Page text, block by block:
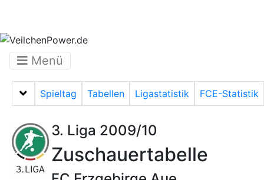
Menü
Menü auf-/zuklappen
Spieltag Tabellen Ligastatistik FCE-Statistik
3. Liga 2009/10
Zuschauertabelle